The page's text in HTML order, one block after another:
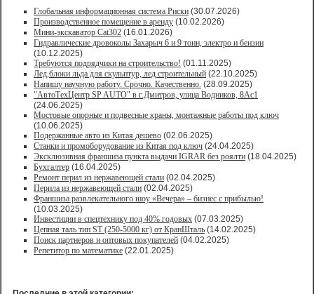
Глобальная информационная система Риски (30.07.2026)
Производственное помещение в аренду (10.02.2026)
Мини-экскаватор Cat302 (16.01.2026)
Гидравлические дровоколы Захарыч 6 и 9 тонн, электро и бензин
(10.12.2025)
Требуются подрядчики на строительство! (01.11.2025)
Лед,блоки льда для скульптур, лед строительный (22.10.2025)
Напишу научную работу. Срочно. Качественно. (28.09.2025)
"АвтоТехЦентр SP AUTO" в г.Дмитров, улица Водников, 8Ас1
(24.06.2025)
Мостовые опорные и подвесные краны, монтажные работы под ключ
(10.06.2025)
Подержанные авто из Китая дешево (02.06.2025)
Станки и промоборудование из Китая под ключ (24.04.2025)
Эксклюзивная франшиза пункта выдачи IGRAR без роялти (18.04.2025)
Бухгалтер (16.04.2025)
Ремонт перил из нержавеющей стали (02.04.2025)
Перила из нержавеющей стали (02.04.2025)
Франшиза развлекательного шоу «Вечера» – бизнес с прибылью!
(10.03.2025)
Инвестиции в спецтехнику под 40% годовых (07.03.2025)
Цепная таль тип ST (250-5000 кг) от КранШталь (14.02.2025)
Поиск партнеров и оптовых покупателей (04.02.2025)
Репетитор по математике (22.01.2025)